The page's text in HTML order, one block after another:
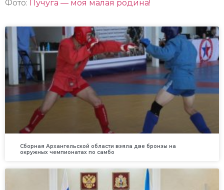
Фото: Пучуга — моя малая родина!
Сборная Архангельской области взяла две бронзы на
окружных чемпионатах по самбо